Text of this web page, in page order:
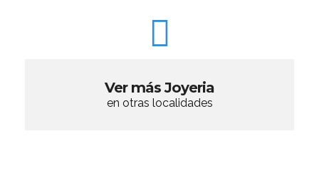
Ver más Joyeria
en otras localidades